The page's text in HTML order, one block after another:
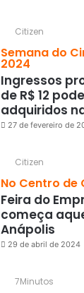
Citizen
Semana do
2024
Ingressos
de R$ 12
adquiridos na
27 de fevereiro de
Citizen
No Centro de
Feira do
começa
Anápolis
29 de abril de 2024
7Minutos